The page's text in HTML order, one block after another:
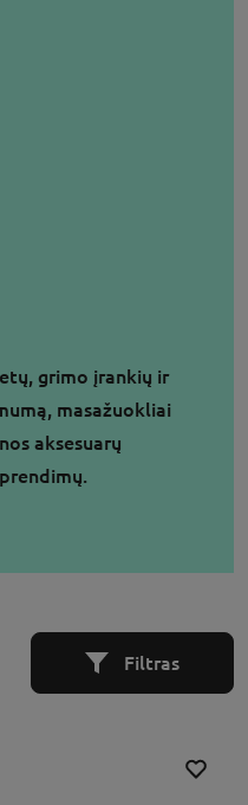
grimo įrankių ir
masažuokliai
aksesuarų
Filtras